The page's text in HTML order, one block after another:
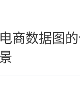
商数据图